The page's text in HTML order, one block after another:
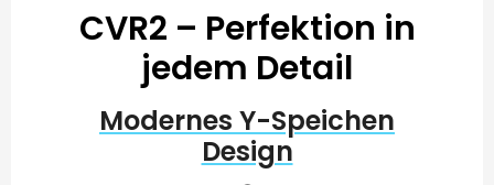
CVR2 – Perfektion in
jedem Detail
Modernes Y-Speichen
Design